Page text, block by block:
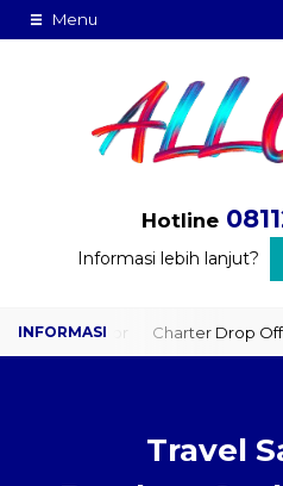
Menu
Hotline
Informasi lebih lanjut?
Door Charter Drop Off Sewa
Travel